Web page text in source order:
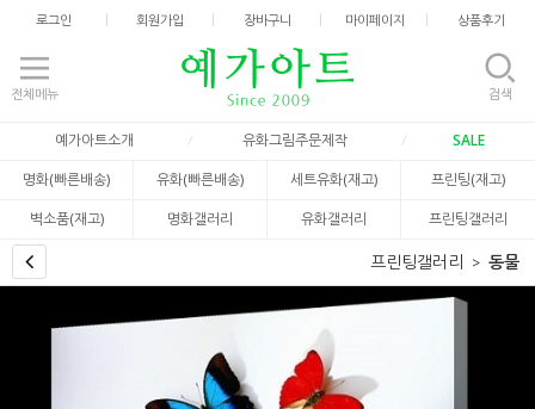
로그인 회원가입 장바구니 마이페이지 상품후기
전체메뉴 검색
예가아트소개 유화그림주문제작
SALE
명화(빠른배송)
유화(빠른배송) 세트유화(재고)
프린팅(재고)
벽소품(재고)
명화갤러리 유화갤러리 프린팅갤러리
프린팅갤러리 동물